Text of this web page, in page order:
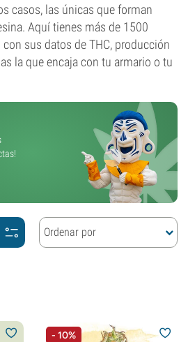
casos, las únicas que forman
Aquí tienes más de 1500
sus datos de THC, producción
la que encaja con tu armario o tu
Ordenar por
- 10%